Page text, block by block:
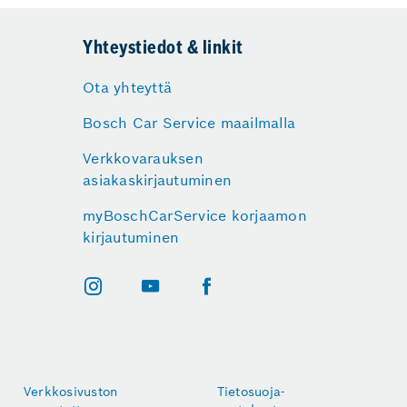
Yhteystiedot & linkit
Ota yhteyttä
Bosch Car Service maailmalla
Verkkovarauksen
asiakaskirjautuminen
myBoschCarService korjaamon
kirjautuminen
Verkkosivuston
Tietosuoja-